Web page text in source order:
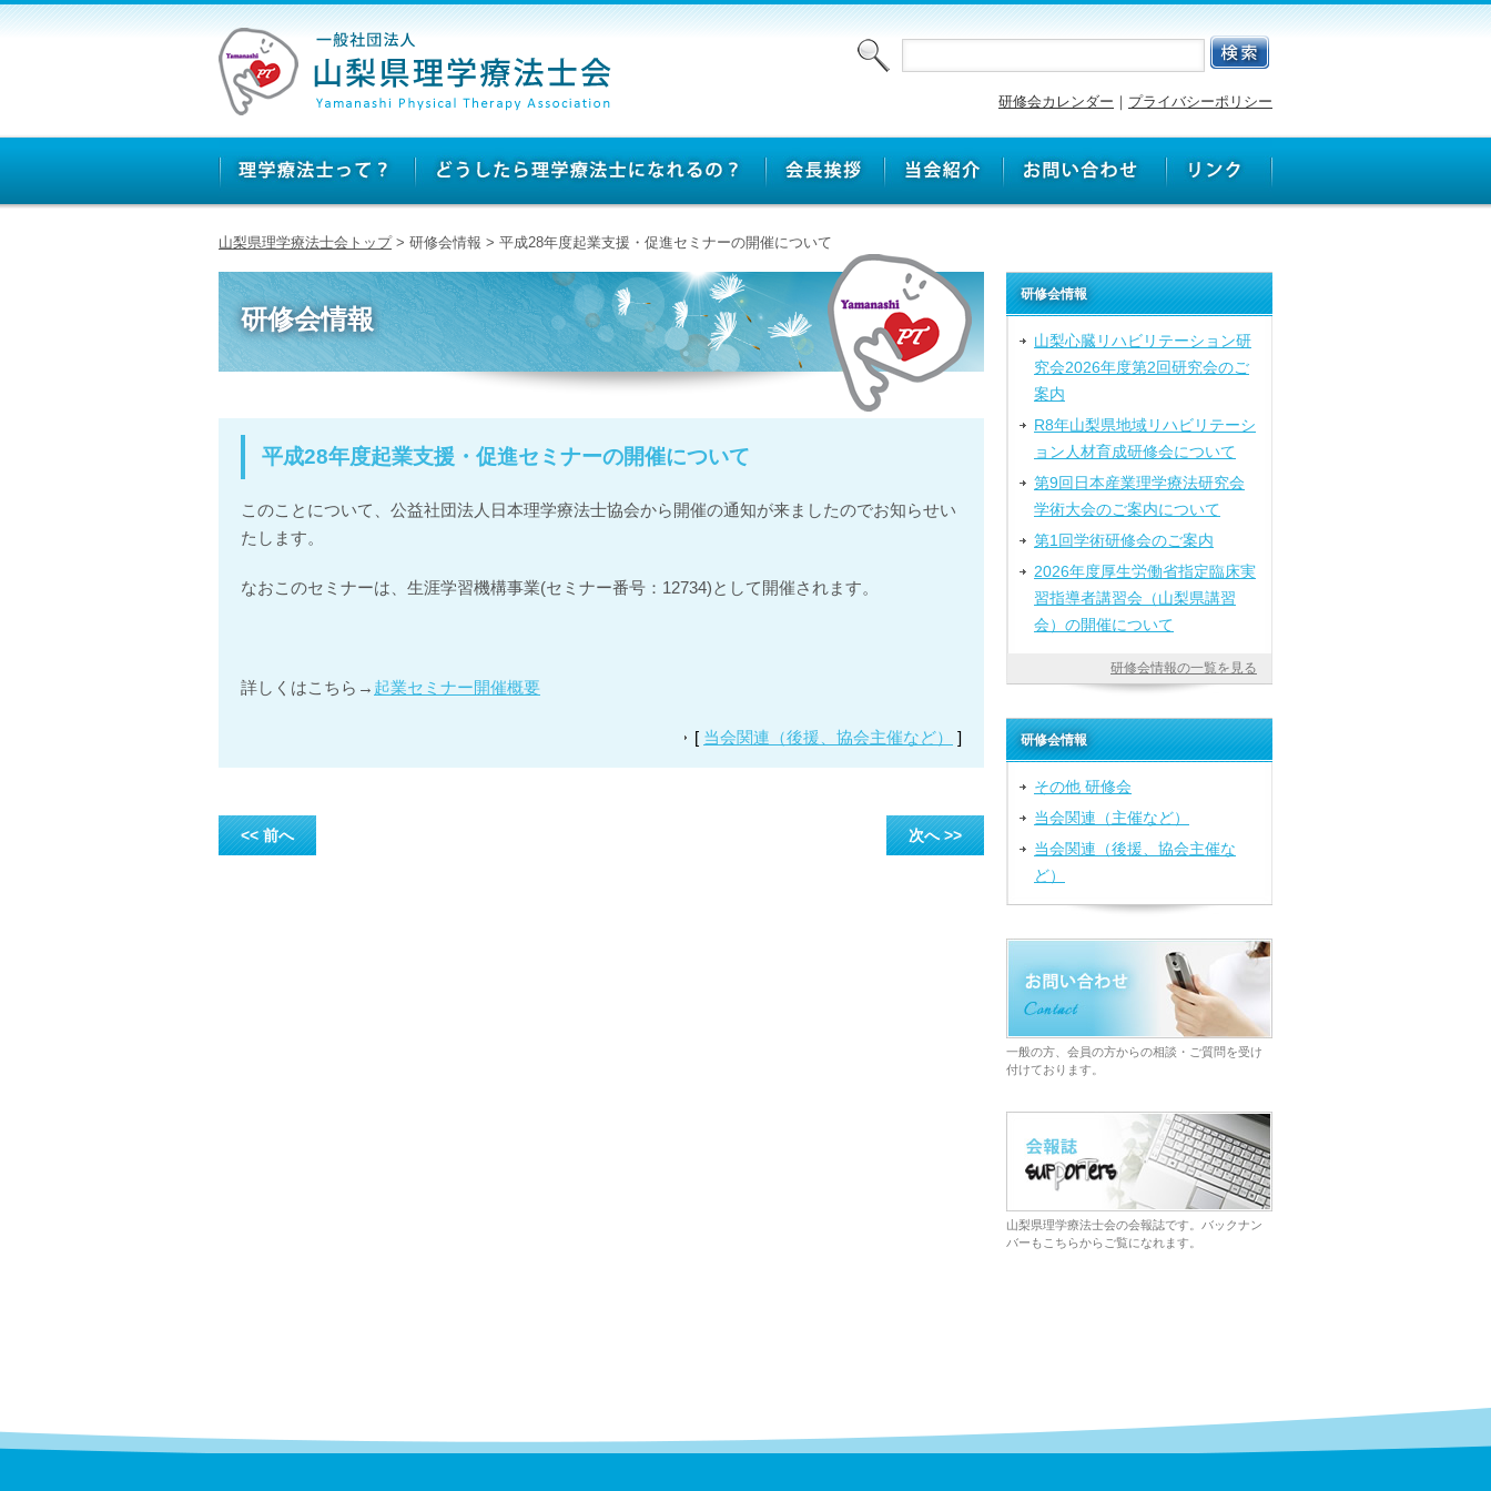
研修会カレンダー ｜ プライバシーポリシー
山梨県理学療法士会トップ> 研修会情報 > 平成28年度起業支援・促進セミナーの開催について
研修会情報
平成28年度起業支援・促進セミナーの開催について
このことについて、公益社団法人日本理学療法士協会から開催の通知が来ましたのでお知らせい
たします。
なおこのセミナーは、生涯学習機構事業(セミナー番号：12734)として開催されます。
詳しくはこちら→ 起業セミナー開催概要
[ 当会関連（後援、協会主催など） ]
<< 前へ 次へ >>
研修会情報
山梨心臓リハビリテーション研
究会2026年度第2回研究会のご
案内
R8年山梨県地域リハビリテーシ
ョン人材育成研修会について
第9回日本産業理学療法研究会
学術大会のご案内について
第1回学術研修会のご案内
2026年度厚生労働省指定臨床実
習指導者講習会（山梨県講習
会）の開催について
研修会情報の一覧を見る
研修会情報
その他 研修会
当会関連（主催など）
当会関連（後援、協会主催な
ど）
一般の方、会員の方からの相談・ご質問を受け
付けております。
山梨県理学療法士会の会報誌です。バックナン
バーもこちらからご覧になれます。